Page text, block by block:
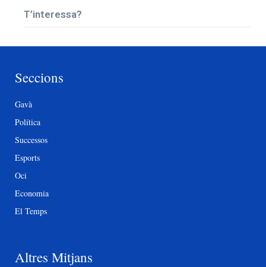
T’interessa?
Seccions
Gavà
Política
Successos
Esports
Oci
Economia
El Temps
Altres Mitjans